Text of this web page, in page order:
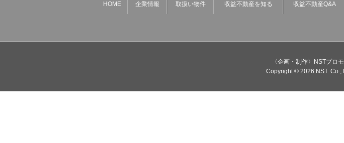
HOME 企業情報 取扱い物件 収益不動産を知る 収益不動産Q&A
〈企画・制作〉NSTプロ
Copyright © 2026 NST. Co.,